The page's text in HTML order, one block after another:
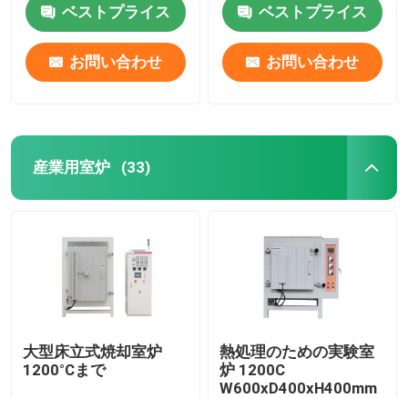
ベストプライス
お問い合わせ
ベストプライス
お問い合わせ
産業用室炉 (33)
大型床立式焼却室炉
1200°Cまで
熱処理のための実験室
炉 1200C
W600xD400xH400mm